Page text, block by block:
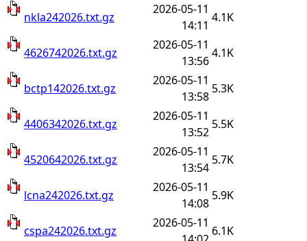
nkla242026.txt.gz
2026-05-11
14:11
4.1K
4626742026.txt.gz
2026-05-11
13:56
4.1K
bctp142026.txt.gz
2026-05-11
13:58
5.3K
4406342026.txt.gz
2026-05-11
13:52
5.5K
4520642026.txt.gz
2026-05-11
13:54
5.7K
lcna242026.txt.gz
2026-05-11
14:08
5.9K
cspa242026.txt.gz
2026-05-11
6.1K